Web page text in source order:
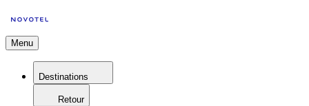
Menu
Destinations
Retour